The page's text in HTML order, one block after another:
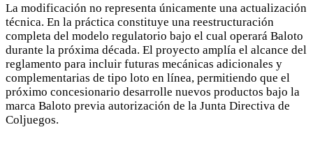
La modificación no representa únicamente una actualización
técnica. En la práctica constituye una reestructuración
completa del modelo regulatorio bajo el cual operará Baloto
durante la próxima década. El proyecto amplía el alcance del
reglamento para incluir futuras mecánicas adicionales y
complementarias de tipo loto en línea, permitiendo que el
próximo concesionario desarrolle nuevos productos bajo la
marca Baloto previa autorización de la Junta Directiva de
Coljuegos.